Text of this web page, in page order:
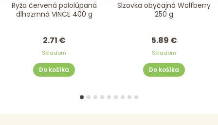
Ryža červená pololúpaná
dlhozrnná VINCE 400 g
2.71 €
Skladom
Do košíka
Slzovka obyčajná Wolfberry
250 g
5.89 €
Skladom
Do košíka